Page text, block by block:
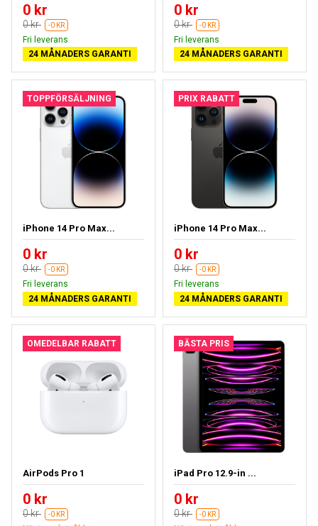
0 kr
0 kr -0 KR
Fri leverans
24 MÅNADERS GARANTI
0 kr
0 kr -0 KR
Fri leverans
24 MÅNADERS GARANTI
TOPPFÖRSÄLJNING
iPhone 14 Pro Max...
0 kr
0 kr -0 KR
Fri leverans
24 MÅNADERS GARANTI
PRIX RABATT
iPhone 14 Pro Max...
0 kr
0 kr -0 KR
Fri leverans
24 MÅNADERS GARANTI
OMEDELBAR RABATT
AirPods Pro 1
0 kr
0 kr -0 KR
BÄSTA PRIS
iPad Pro 12.9-in ...
0 kr
0 kr -0 KR